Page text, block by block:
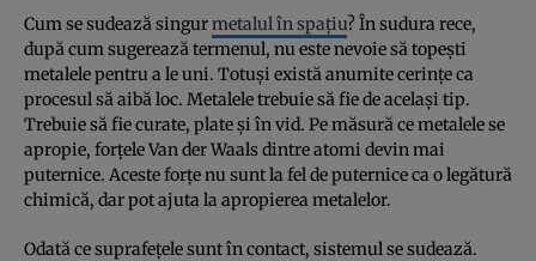
Cum se sudează singurmetalul în spațiu? În sudura rece,
după cum sugerează termenul, nu este nevoie să topești
metalele pentru a le uni. Totuși există anumite cerințe ca
procesul să aibă loc. Metalele trebuie să fie de același tip.
Trebuie să fie curate, plate și în vid. Pe măsură ce metalele se
apropie, forțele Van der Waals dintre atomi devin mai
puternice. Aceste forțe nu sunt la fel de puternice ca o legătură
chimică, dar pot ajuta la apropierea metalelor.
Odată ce suprafețele sunt în contact, sistemul se sudează.